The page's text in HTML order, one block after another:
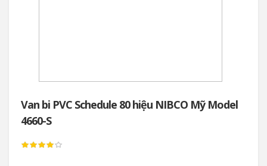
Van bi PVC Schedule 80 hiệu NIBCO Mỹ Model
4660-S